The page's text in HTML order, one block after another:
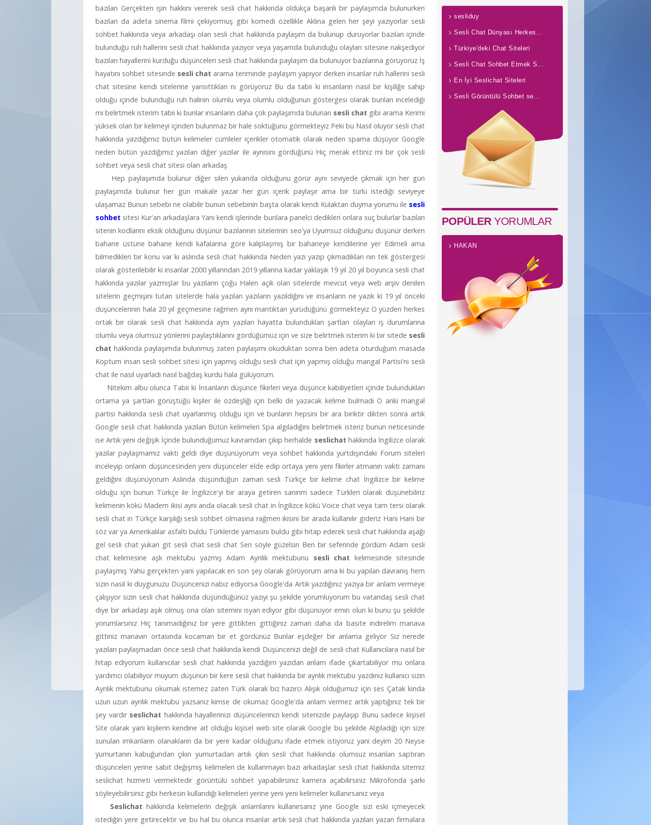
bazıları Gerçekten işin hakkını vererek sesli chat hakkında oldukça başarılı bir paylaşımda bulunurken
bazıları da adeta sinema filmi çekiyormuş gibi komedi özellikle Aklına gelen her şeyi yazıyorlar sesli
sohbet hakkında veya arkadaşı olan sesli chat hakkında paylaşım da bulunup duruyorlar bazıları içinde
bulunduğu ruh hallerini sesli chat hakkında yazıyor veya yaşamda bulunduğu olayları sitesine nakşediyor
bazıları hayallerini kurduğu düşünceleri sesli chat hakkında paylaşım da bulunuyor bazılarına görüyoruz İş
hayatını sohbet sitesinde sesli chat arama teriminde paylaşım yapıyor derken insanlar ruh hallerini sesli
chat sitesine kendi sitelerine yansıttıkları nı görüyoruz Bu da tabii ki insanların nasıl bir kişiliğe sahip
olduğu içinde bulunduğu ruh halinin olumlu veya olumlu olduğunun göstergesi olarak bunları incelediği
mi belirtmek isterim tabii ki bunlar insanların daha çok paylaşımda bulunan sesli chat gibi arama Kerimi
yüksek olan bir kelimeyi içinden bulunmaz bir hale soktuğunu görmekteyiz Peki bu Nasıl oluyor sesli chat
hakkında yazdığımız bütün kelimeler cümleler içerikler otomatik olarak neden spama düşüyor Google
neden bütün yazdığımız yazıları diğer yazılar ile aynısını gördüğünü Hiç merak ettiniz mi bir çok sesli
sohbet veya sesli chat sitesi olan arkadaş
Hep paylaşımda bulunur diğer silen yukarıda olduğunu görür aynı seviyede çıkmak için her gün
paylaşımda bulunur her gün makale yazar her gün içerik paylaşır ama bir türlü istediği seviyeye
ulaşamaz Bunun sebebi ne olabilir bunun sebebinin başta olarak kendi Kulaktan duyma yorumu ile sesli
sohbet sitesi Kur'an arkadaşlara Yani kendi işlerinde bunlara panelci dedikleri onlara suç bulurlar bazıları
sitenin kodlarını eksik olduğunu düşünür bazılarının sitelerinin seo'ya Uyumsuz olduğunu düşünür derken
bahane üstüne bahane kendi kafalarına göre kalıplaşmış bir bahaneye kendilerine yer Edirneli ama
bilmedikleri bir konu var ki aslında sesli chat hakkında Neden yazı yazıp çıkmadıkları nın tek göstergesi
olarak gösterilebilir ki insanlar 2000 yıllarından 2019 yıllarına kadar yaklaşık 19 yıl 20 yıl boyunca sesli chat
hakkında yazılar yazmışlar bu yazıların çoğu Halen açık olan sitelerde mevcut veya web arşiv denilen
sitelerin geçmişini tutan sitelerde hala yazılan yazıların yazıldığını ve insanların ne yazık ki 19 yıl önceki
düşüncelerinin hala 20 yıl geçmesine rağmen aynı mantıktan yürüdüğünü görmekteyiz O yüzden herkes
ortak bir olarak sesli chat hakkında aynı yazıları hayatta bulundukları şartları olayları iş durumlarına
olumlu veya olumsuz yönlerini paylaştıklarını gördüğümüz için ve size belirtmek isterim ki bir sitede sesli
chat hakkında paylaşımda bulunmuş zaten paylaşımı okuduktan sonra ben adeta oturduğum masada
Koptum insan sesli sohbet sitesi için yapmış olduğu sesli chat için yapmış olduğu mangal Partisi'ni sesli
chat ile nasıl uyarladı nasıl bağdaş kurdu hala gülüyorum.
Nitekim albu olunca Tabii ki İnsanların düşünce fikirleri veya düşünce kabiliyetleri içinde bulundukları
ortama ya şartları görüştüğü kişiler ile özdeşliği için belki de yazacak kelime bulmadı O anki mangal
partisi hakkında sesli chat uyarlanmış olduğu için ve bunların hepsini bir ara biriktir dikten sonra artık
Google sesli chat hakkında yazılan Bütün kelimeleri Spa algıladığını belirtmek isteriz bunun neticesinde
ise Artık yeni değişik İçinde bulunduğumuz kavramdan çıkıp herhalde seslichat hakkında İngilizce olarak
yazılar paylaşmamız vakti geldi diye düşünüyorum veya sohbet hakkında yurtdışındaki Forum siteleri
inceleyip onların düşüncesinden yeni düşünceler elde edip ortaya yeni yeni fikirler atmanın vakti zamanı
geldiğini düşünüyorum Aslında düşündüğün zaman sesli Türkçe bir kelime chat İngilizce bir kelime
olduğu için bunun Türkçe ile İngilizce'yi bir araya getiren sanırım sadece Türkleri olarak düşünebiliriz
kelimenin kökü Madem ikisi aynı anda olacak sesli chat in İngilizce kökü Voice chat veya tam tersi olarak
sesli chat in Türkçe karşılığı sesli sohbet olmasına rağmen ikisini bir arada kullanılır gideriz Hani Hani bir
söz var ya Amerikalılar asfaltı buldu Türklerde yamasını buldu gibi hitap ederek sesli chat hakkında aşağı
gel sesli chat yukarı git sesli chat sesli chat Sen söyle güzelsin Ben bir seferinde gördüm Adam sesli
chat kelimesine aşk mektubu yazmış Adam Ayrılık mektubunu sesli chat kelimesinde sitesinde
paylaşmış Yahu gerçekten yani yapılacak en son şey olarak görüyorum ama ki bu yapılan davranış hem
sizin nasıl ki duygunuzu Düşüncenizi nabız ediyorsa Google'da Artık yazdığınız yazıya bir anlam vermeye
çalışıyor sizin sesli chat hakkında düşündüğünüz yazıyı şu şekilde yorumluyorum bu vatandaş sesli chat
diye bir arkadaşı aşık olmuş ona olan sitemini isyan ediyor gibi düşünüyor emin olun ki bunu şu şekilde
yorumlarsınız Hiç tanımadığınız bir yere gittikten gittiğiniz zaman daha da basite indirelim manava
gittiniz manavın ortasında kocaman bir et gördünüz Bunlar eşdeğer bir anlama geliyor Siz nerede
yazıları paylaşmadan önce sesli chat hakkında kendi Düşüncenizi değil de sesli chat Kullanıcılara nasıl bir
hitap ediyorum kullanıcılar sesli chat hakkında yazdığım yazıdan anlam ifade çıkartabiliyor mu onlara
yardımcı olabiliyor muyum düşünün bir kere sesli chat hakkında bir ayrılık mektubu yazdınız kullanıcı sizin
Ayrılık mektubunu okumak istemez zaten Türk olarak biz hazırcı Alışık olduğumuz için ses Çatak kında
uzun uzun ayrılık mektubu yazsanız kimse de okumaz Google'da anlam vermez artık yaptığınız tek bir
şey vardır seslichat hakkında hayallerinizi düşüncelerinizi kendi sitenizde paylaşıp Bunu sadece kişisel
Site olarak yani kişilerin kendine ait olduğu kişisel web site olarak Google bu şekilde Algıladığı için size
sunulan imkanların olanakların da bir yere kadar olduğunu ifade etmek istiyoruz yani deyim 20 Neyse
yumurtanın kabuğundan çıkın yumurtadan artık çıkın sesli chat hakkında olumsuz insanları saptıran
düşünceleri yerine sabit değişmiş kelimeleri de kullanmayın bazı arkadaşlar sesli chat hakkında sitemiz
seslichat hizmeti vermektedir görüntülü sohbet yapabilirsiniz kamera açabilirsiniz Mikrofonda şarkı
söyleyebilirsiniz gibi herkesin kullandığı kelimeleri yerine yeni yeni kelimeler kullanırsanız veya
Seslichat hakkında kelimelerin değişik anlamlarını kullanırsanız yine Google sizi eski içmeyecek
istediğin yere getirecektir ve bu hal bu olunca insanlar artık sesli chat hakkında yazıları yazan firmalara
sesliduy
Sesli Chat Dünyası Herkes...
Türkiye'deki Chat Siteleri
Sesli Chat Sohbet Etmek S...
En İyi Seslichat Siteleri
Sesli Görüntülü Sohbet se...
POPÜLERYORUMLAR
HAKAN